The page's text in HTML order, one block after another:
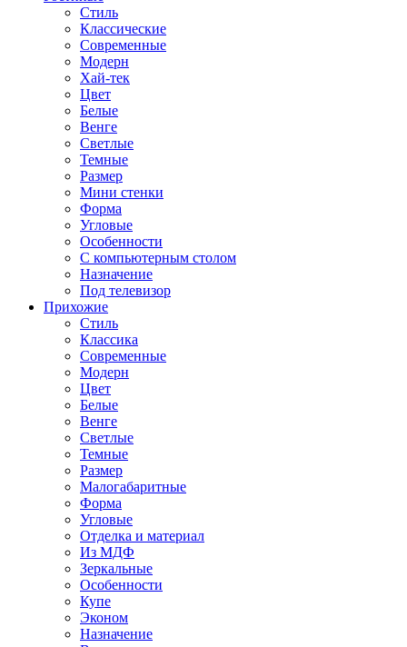
Стиль
Классические
Современные
Модерн
Хай-тек
Цвет
Белые
Венге
Светлые
Темные
Размер
Мини стенки
Форма
Угловые
Особенности
С компьютерным столом
Назначение
Под телевизор
Прихожие
Стиль
Классика
Современные
Модерн
Цвет
Белые
Венге
Светлые
Темные
Размер
Малогабаритные
Форма
Угловые
Отделка и материал
Из МДФ
Зеркальные
Особенности
Купе
Эконом
Назначение